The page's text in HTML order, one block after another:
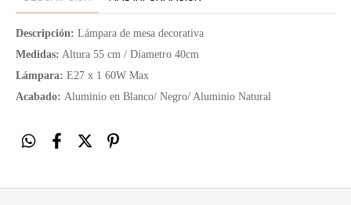
Descripción: Lámpara de mesa decorativa
Medidas: Altura 55 cm / Díametro 40cm
Lámpara: E27 x 1 60W Max
Acabado: Aluminio en Blanco/ Negro/ Aluminio Natural